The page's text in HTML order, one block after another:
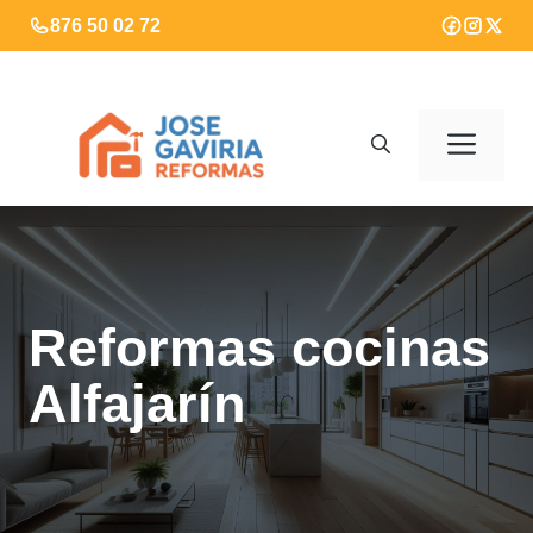
Saltar
al
876 50 02 72
Reformas cocinas
Alfajarín